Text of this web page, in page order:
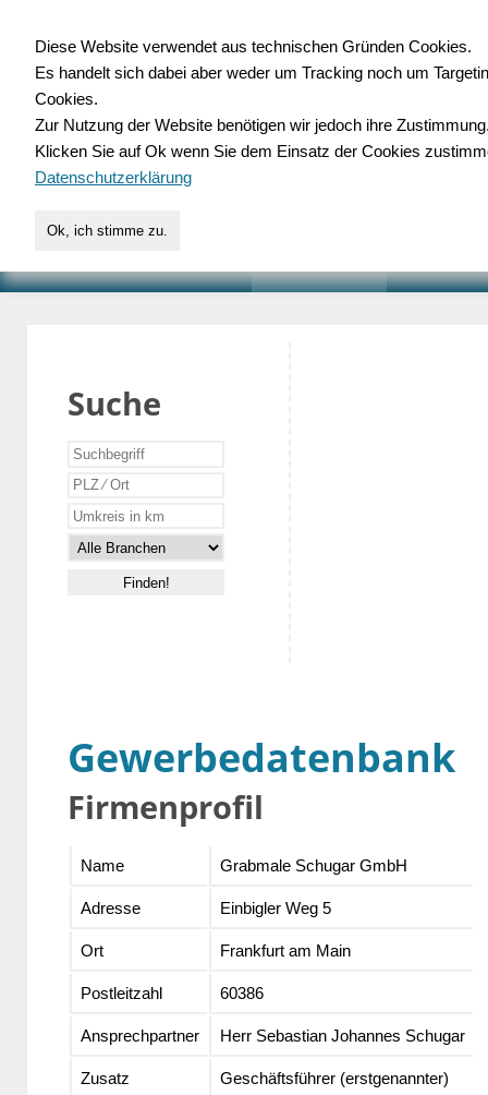
für Handwerk,
Suche
Gewerbedatenbank
Firmenprofil
Name Grabmale Schugar GmbH
Adresse Einbigler Weg 5
Ort Frankfurt am Main
Postleitzahl 60386
Ansprechpartner Herr Sebastian Johannes Schugar
Zusatz Geschäftsführer (erstgenannter)
Diese Website verwendet aus technischen Gründen Cookies.
Es handelt sich dabei aber weder um Tracking noch um
Cookies.
Zur Nutzung der Website benötigen wir jedoch ihre
Klicken Sie auf Ok wenn Sie dem Einsatz der Cookies
Datenschutzerklärung
Ok, ich stimme zu.